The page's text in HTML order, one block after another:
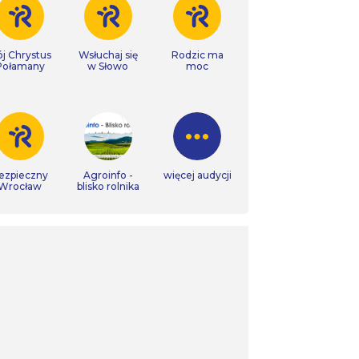
Chrystus
Wsłuchaj się
w Słowo
Rodzic ma
moc
Agroinfo -
blisko rolnika
więcej audycji